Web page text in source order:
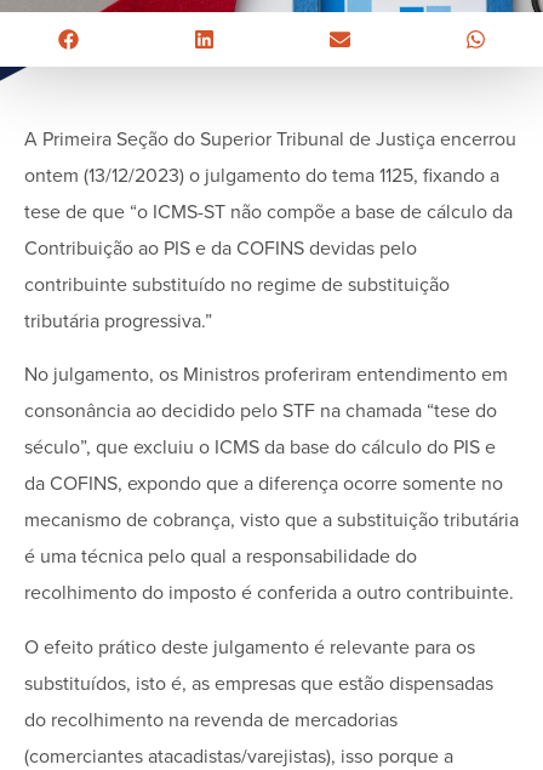
A Primeira Seção do Superior Tribunal de Justiça encerrou
ontem (13/12/2023) o julgamento do tema 1125, fixando a
tese de que “o ICMS-ST não compõe a base de cálculo da
Contribuição ao PIS e da COFINS devidas pelo
contribuinte substituído no regime de substituição
tributária progressiva.”
No julgamento, os Ministros proferiram entendimento em
consonância ao decidido pelo STF na chamada “tese do
século”, que excluiu o ICMS da base do cálculo do PIS e
da COFINS, expondo que a diferença ocorre somente no
mecanismo de cobrança, visto que a substituição tributária
é uma técnica pelo qual a responsabilidade do
recolhimento do imposto é conferida a outro contribuinte.
O efeito prático deste julgamento é relevante para os
substituídos, isto é, as empresas que estão dispensadas
do recolhimento na revenda de mercadorias
(comerciantes atacadistas/varejistas), isso porque a